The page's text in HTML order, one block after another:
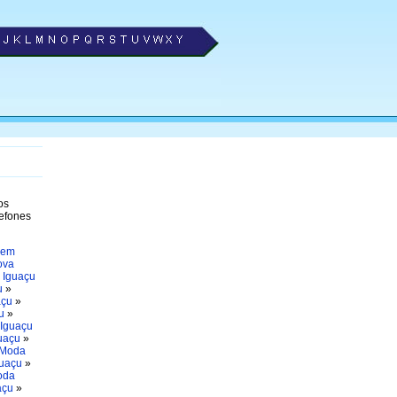
»
»
»
»
Moda
»
»